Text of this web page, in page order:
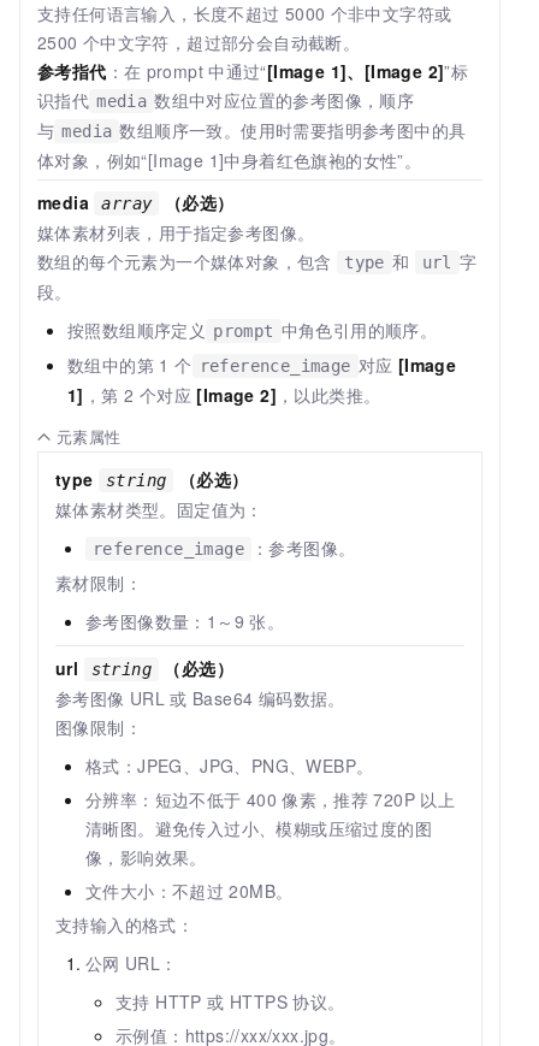
支持任何语言输入，长度不超过 5000 个非中文字符或
2500 个中文字符，超过部分会自动截断。
参考指代 ：在 prompt 中通过“[Image 1]、[Image 2]”标
识指代 media 数组中对应位置的参考图像，顺序
与 media 数组顺序一致。使用时需要指明参考图中的具
体对象，例如“[Image 1]中身着红色旗袍的女性”。
media
array
（必选）
媒体素材列表，用于指定参考图像。
数组的每个元素为一个媒体对象，包含
type 和 url 字
段。
按照数组顺序定义 prompt 中角色引用的顺序。
数组中的第 1 个
reference_image 对应 [Image
1] ，第 2 个对应 [Image 2] ，以此类推。
元素属性
type string
（必选）
媒体素材类型。固定值为：
reference_image
：参考图像。
素材限制：
参考图像数量：1～9 张。
url
string
（必选）
参考图像 URL 或 Base64 编码数据。
图像限制：
格式：JPEG、JPG、PNG、WEBP。
分辨率：短边不低于 400 像素，推荐 720P 以上
清晰图。避免传入过小、模糊或压缩过度的图
像，影响效果。
文件大小：不超过 20MB。
支持输入的格式：
公网 URL：
支持 HTTP 或 HTTPS 协议。
示例值：https://xxx/xxx.jpg。